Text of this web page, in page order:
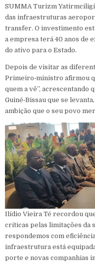
SUMMA Turizm Yatirmciligi
das infraestruturas
transfer. O investimento
a empresa terá 40 anos de
do ativo para o Estado.
Depois de visitar as
Primeiro‑ministro afirmou
quem a vê”, acrescentando
Guiné‑Bissau que se
ambição que o seu povo
Ilídio Vieira Té recordou
críticas pelas limitações da
respondemos com
infraestrutura está
porte e novas companhias